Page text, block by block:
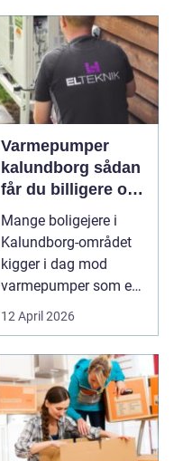
Varmepumper
kalundborg sådan
får du billigere og
mere bæredygtig
varme
Mange boligejere i
Kalundborg-området
kigger i dag mod
varmepumper som en
vej til lavere
12 April 2026